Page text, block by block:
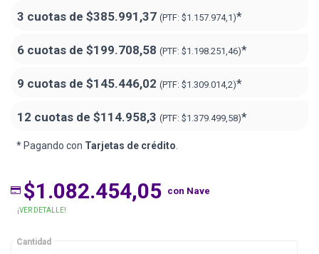
3 cuotas de $385.991,37 (PTF: $1.157.974,1)*
6 cuotas de $199.708,58 (PTF: $1.198.251,46)*
9 cuotas de $145.446,02 (PTF: $1.309.014,2)*
12 cuotas de $114.958,3 (PTF: $1.379.499,58)*
* Pagando con Tarjetas de crédito
$1.082.454,05 con Nave
¡VER DETALLE!
Cantidad